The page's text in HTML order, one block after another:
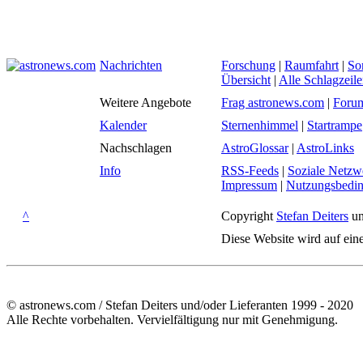
Nachrichten Forschung | Raumfahrt |
Übersicht | Alle
Weitere Angebote
Frag astronews.com |
Kalender
Sternenhimmel | Startrampe
Nachschlagen
AstroGlossar| AstroLinks
Info
RSS-Feeds | Soziale
Impressum |
^ Copyright Stefan Deiters
Diese Website wird auf
© astronews.com / Stefan Deiters und/oder Lieferanten 1999 - 2020
Alle Rechte vorbehalten. Vervielfältigung nur mit Genehmigung.